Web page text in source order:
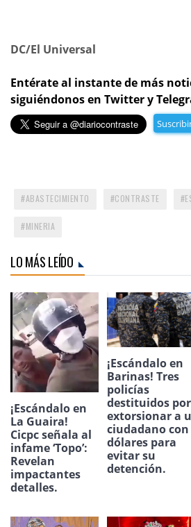
DC/El Universal
Entérate al instante de más
siguiéndonos en Twitter y
ABASTECIMIENTO CONTRASTE
MINERIA
LO MÁS LEÍDO
¡Escándalo en
La Guaira!
Cicpc señala al
infame ‘Topo’:
Revelan
impactantes
detalles.
¡Escándalo en
Barinas! Tres
policías
destituidos por
extorsionar a
ciudadano con
dólares para
evitar su
detención.